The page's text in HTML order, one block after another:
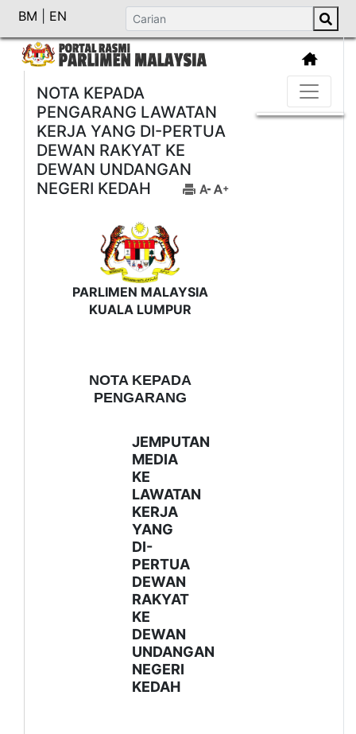
BM EN
NOTA KEPADA
PENGARANG LAWATAN
KERJA YANG DI-PERTUA
DEWAN RAKYAT KE
DEWAN UNDANGAN
NEGERI KEDAH
PARLIMEN MALAYSIA
KUALA LUMPUR
NOTA KEPADA
PENGARANG
JEMPUTAN
MEDIA
KE
LAWATAN
KERJA
YANG
DI-
PERTUA
DEWAN
RAKYAT
KE
DEWAN
UNDANGAN
NEGERI
KEDAH